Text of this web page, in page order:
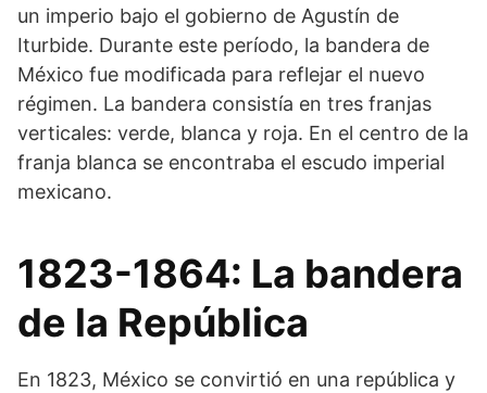
un imperio bajo el gobierno de Agustín de
Iturbide. Durante este período, la bandera de
México fue modificada para reflejar el nuevo
régimen. La bandera consistía en tres franjas
verticales: verde, blanca y roja. En el centro de la
franja blanca se encontraba el escudo imperial
mexicano.
1823-1864: La bandera
de la República
En 1823, México se convirtió en una república y